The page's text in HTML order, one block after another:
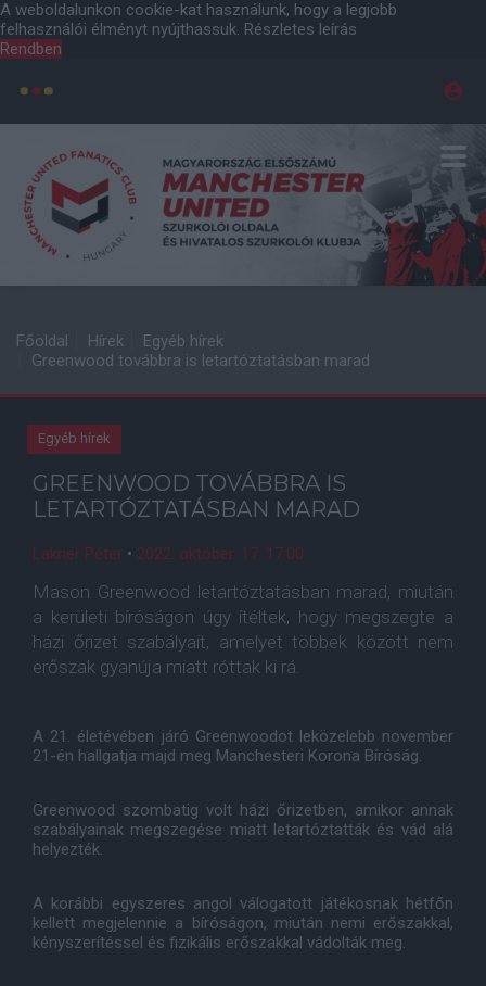
A weboldalunkon cookie-kat használunk, hogy a legjobb
felhasználói élményt nyújthassuk. Részletes leírás
Rendben
Főoldal Hírek
Egyéb hírek
Greenwood továbbra is letartóztatásban marad
Egyéb hírek
GREENWOOD TOVÁBBRA IS
LETARTÓZTATÁSBAN MARAD
Lakner Péter • 2022. október. 17. 17:00
Mason Greenwood letartóztatásban marad, miután
a kerületi bíróságon úgy ítéltek, hogy megszegte a
házi őrizet szabályait, amelyet többek között nem
erőszak gyanúja miatt róttak ki rá.
A 21. életévében járó Greenwoodot leközelebb november
21-én hallgatja majd meg Manchesteri Korona Bíróság.
Greenwood szombatig volt házi őrizetben, amikor annak
szabályainak megszegése miatt letartóztatták és vád alá
helyezték.
A korábbi egyszeres angol válogatott játékosnak hétfőn
kellett megjelennie a bíróságon, miután nemi erőszakkal,
kényszerítéssel és fizikális erőszakkal vádolták meg.